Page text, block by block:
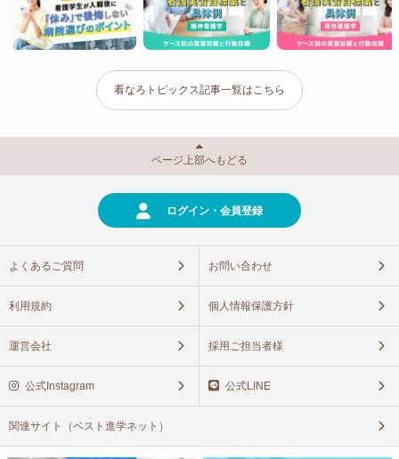
看なろトピックス記事一覧はこちら
ページ上部へもどる
ログイン・会員登録
よくあるご質問 お問い合わせ
利用規約 個人情報保護方針
運営会社 採用ご担当者様
公式Instagram 公式LINE
関連サイト（ベスト進学ネット）